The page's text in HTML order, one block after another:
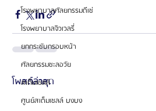
โรงพยาบาลศัลยกรรมดีเซ่
โรงพยาบาลจิวเวลรี่
ยกกระชับกรอบหน้า
ศัลยกรรมชะลอวัย
สเต็มเซลล์
ศูนย์สเต็มเซลล์ บงบง
โพสต์ล่าสุด